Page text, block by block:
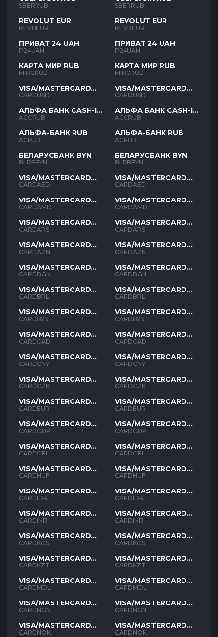
SBERRUB
REVOLUT EUR
REVBEUR
ПРИВАТ 24 UAH
P24UAH
КАРТА МИР RUB
MIRCRUB
VISA/MASTERCARD
USD
CARDUSD
АЛЬФА БАНК CASH-IN
RUB
ACCRUB
АЛЬФА-БАНК RUB
ACRUB
БЕЛАРУСБАНК BYN
BLRBBYN
VISA/MASTERCARD
AED
CARDAED
VISA/MASTERCARD
AMD
CARDAMD
VISA/MASTERCARD
ARS
CARDARS
VISA/MASTERCARD
AZN
CARDAZN
VISA/MASTERCARD
BGN
CARDBGN
VISA/MASTERCARD
BRL
CARDBRL
VISA/MASTERCARD
BYN
CARDBYN
VISA/MASTERCARD
CAD
CARDCAD
VISA/MASTERCARD
CNY
CARDCNY
VISA/MASTERCARD
CZK
CARDCZK
VISA/MASTERCARD
EUR
CARDEUR
VISA/MASTERCARD
GBP
CARDGBP
VISA/MASTERCARD
GEL
CARDGEL
VISA/MASTERCARD
HUF
CARDHUF
VISA/MASTERCARD
IDR
CARDIDR
VISA/MASTERCARD
INR
CARDINR
VISA/MASTERCARD
KGS
CARDKGS
VISA/MASTERCARD
KZT
CARDKZT
VISA/MASTERCARD
MDL
CARDMDL
VISA/MASTERCARD
NGN
CARDNGN
VISA/MASTERCARD
NOK
CARDNOK
SBERRUB
REVOLUT EUR
REVBEUR
ПРИВАТ 24 UAH
P24UAH
КАРТА МИР RUB
MIRCRUB
VISA/MASTERCARD
USD
CARDUSD
АЛЬФА БАНК CASH-IN
RUB
ACCRUB
АЛЬФА-БАНК RUB
ACRUB
БЕЛАРУСБАНК BYN
BLRBBYN
VISA/MASTERCARD
AED
CARDAED
VISA/MASTERCARD
AMD
CARDAMD
VISA/MASTERCARD
ARS
CARDARS
VISA/MASTERCARD
AZN
CARDAZN
VISA/MASTERCARD
BGN
CARDBGN
VISA/MASTERCARD
BRL
CARDBRL
VISA/MASTERCARD
BYN
CARDBYN
VISA/MASTERCARD
CAD
CARDCAD
VISA/MASTERCARD
CNY
CARDCNY
VISA/MASTERCARD
CZK
CARDCZK
VISA/MASTERCARD
EUR
CARDEUR
VISA/MASTERCARD
GBP
CARDGBP
VISA/MASTERCARD
GEL
CARDGEL
VISA/MASTERCARD
HUF
CARDHUF
VISA/MASTERCARD
IDR
CARDIDR
VISA/MASTERCARD
INR
CARDINR
VISA/MASTERCARD
KGS
CARDKGS
VISA/MASTERCARD
KZT
CARDKZT
VISA/MASTERCARD
MDL
CARDMDL
VISA/MASTERCARD
NGN
CARDNGN
VISA/MASTERCARD
NOK
CARDNOK